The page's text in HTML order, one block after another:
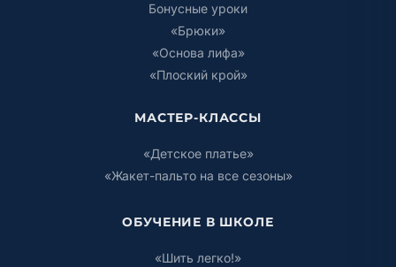
Бонусные уроки
«Брюки»
«Основа лифа»
«Плоский крой»
МАСТЕР-КЛАССЫ
«Детское платье»
«Жакет-пальто на все сезоны»
ОБУЧЕНИЕ В ШКОЛЕ
«Шить легко!»